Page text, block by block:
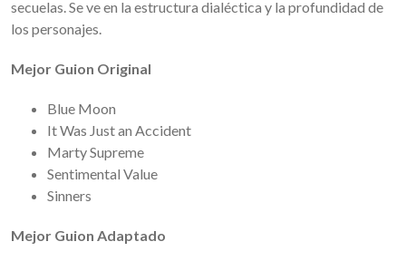
secuelas. Se ve en la estructura dialéctica y la profundidad de
los personajes.
Mejor Guion Original
Blue Moon
It Was Just an Accident
Marty Supreme
Sentimental Value
Sinners
Mejor Guion Adaptado